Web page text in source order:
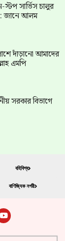
স্টপ সার্ভিস চালুর
জানে আলম
দাঁড়ানো আমাদের
এমপি
সরকার বিভাগে
বহিবিশ্ব
বাণিজ্যিক নগরী